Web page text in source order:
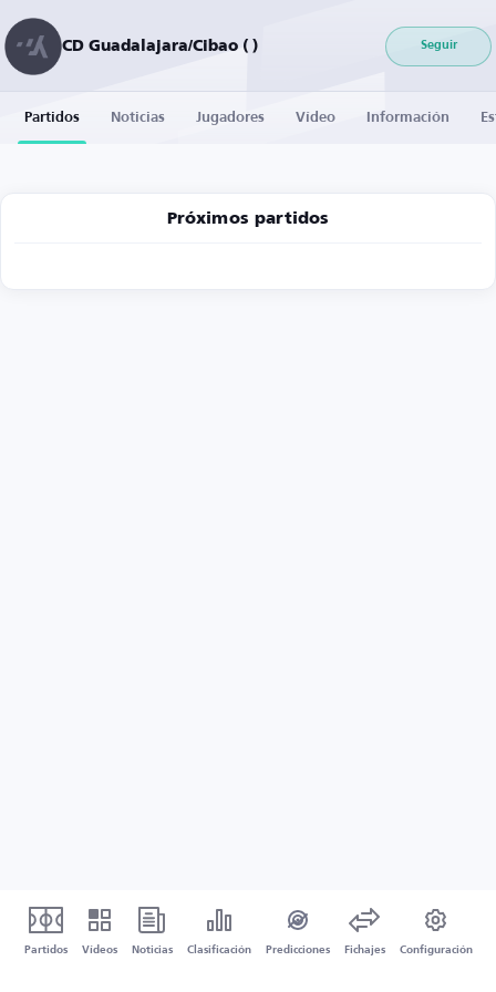
CD Guadalajara/Cibao ( ) Seguir
Partidos Noticias Jugadores Vídeo Información
Próximos partidos
Partidos Vídeos Noticias Clasificación Predicciones Fichajes Configuración